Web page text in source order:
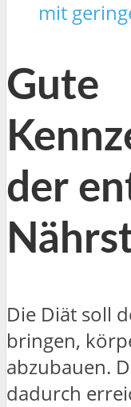
mit
Gute
der
Die Diät soll
bringen,
abzubauen.
dadurch